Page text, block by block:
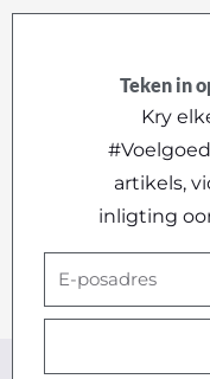
Teken in
Kry
artikels,
inligting
E-
posadres